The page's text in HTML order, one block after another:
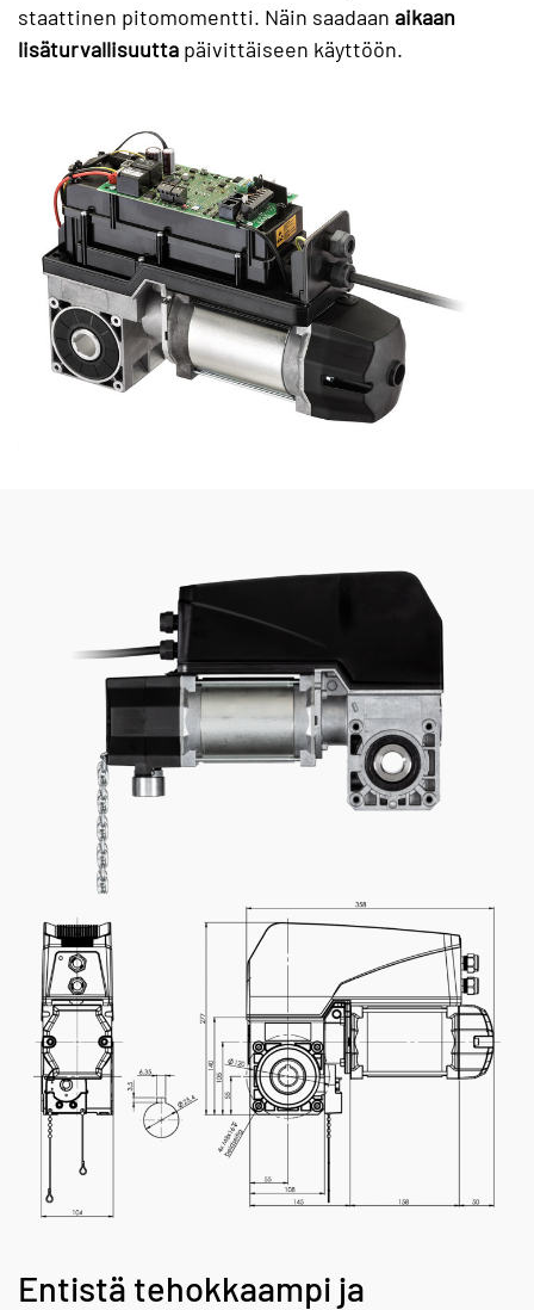
staattinen pitomomentti. Näin saadaan aikaan
lisäturvallisuutta päivittäiseen käyttöön.
Entistä tehokkaampi ja